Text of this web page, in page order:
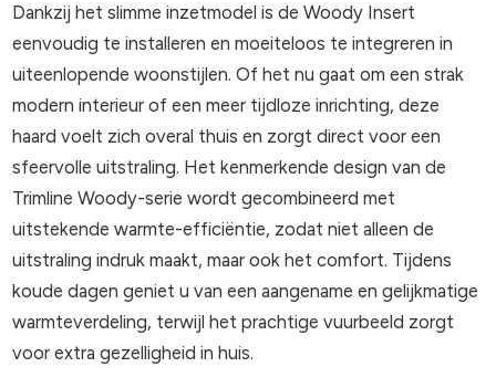
Dankzij het slimme inzetmodel is de Woody Insert
eenvoudig te installeren en moeiteloos te integreren in
uiteenlopende woonstijlen. Of het nu gaat om een strak
modern interieur of een meer tijdloze inrichting, deze
haard voelt zich overal thuis en zorgt direct voor een
sfeervolle uitstraling. Het kenmerkende design van de
Trimline Woody-serie wordt gecombineerd met
uitstekende warmte-efficiëntie, zodat niet alleen de
uitstraling indruk maakt, maar ook het comfort. Tijdens
koude dagen geniet u van een aangename en gelijkmatige
warmteverdeling, terwijl het prachtige vuurbeeld zorgt
voor extra gezelligheid in huis.